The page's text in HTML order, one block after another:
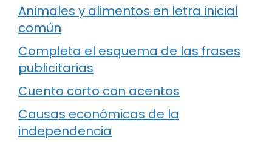
Animales y alimentos en letra inicial
común
Completa el esquema de las frases
publicitarias
Cuento corto con acentos
Causas económicas de la
independencia